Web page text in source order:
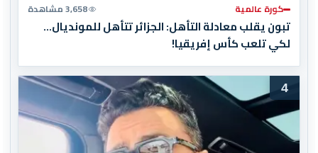
كورة عالمية 3,658 مشاهدة
تبون يقلب معادلة التأهل: الجزائر تتأهل للمونديال…
لكي تلعب كأس إفريقيا!
4